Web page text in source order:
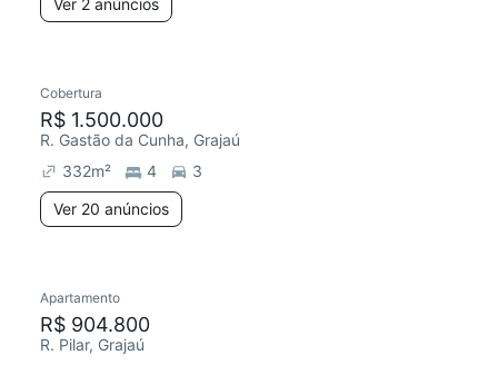
Ver 2 anúncios
Cobertura
R$ 1.500.000
R. Gastão da Cunha, Grajaú
332m² 4
3
Ver 20 anúncios
Apartamento
R$ 904.800
R. Pilar, Grajaú